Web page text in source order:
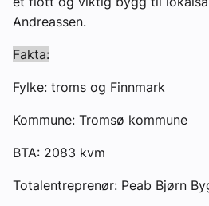
Andreassen.
Fakta:
Fylke: troms og Finnmark
Kommune: Tromsø kommune
BTA: 2083 kvm
Totalentreprenør: Peab Bjørn